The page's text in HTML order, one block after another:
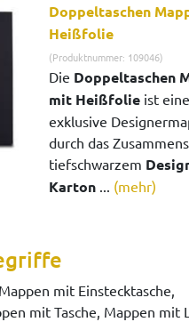
Doppeltaschen
Heißfolie
(Produktnummer: 109046)
Die Doppeltaschen
mit Heißfolie ist eine
exklusive
durch das
tiefschwarzem
Karton
(mehr)
mit Einstecktasche,
mit Tasche, Mappen mit